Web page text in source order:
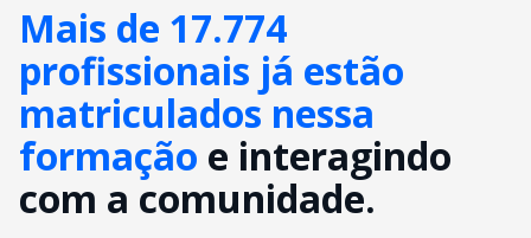
Mais de 17.774
profissionais já estão
matriculados nessa
formação e interagindo
com a comunidade.